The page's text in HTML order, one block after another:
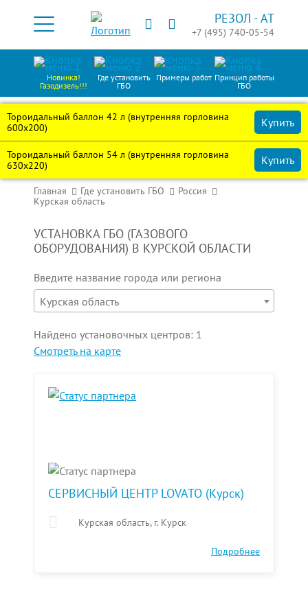
РЕЗОЛ -АТ
+7 (495) 740-05-54
Новинка!
Газодизель!!!
Где установить
ГБО
Примеры работ Принцип работы
ГБО
Тороидальный баллон 42 л (внутренняя горловина
600х200)
Купить
Тороидальный баллон 54 л (внутренняя горловина
630х220)
Купить
Главная Где установить ГБО
Россия
Курская область
УСТАНОВКА ГБО (ГАЗОВОГО
ОБОРУДОВАНИЯ) В КУРСКОЙ ОБЛАСТИ
Введите название города или региона
Курская область
Найдено установочных центров: 1
Смотреть на карте
СЕРВИСНЫЙ ЦЕНТР LOVATO (Курск)
Курская область, г. Курск
Подробнее